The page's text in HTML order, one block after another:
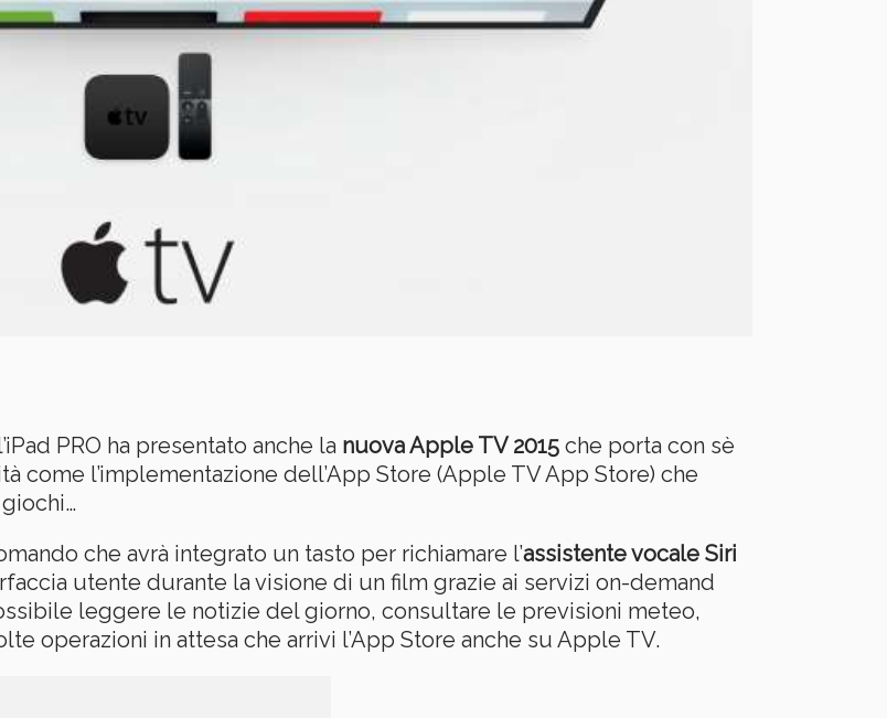
PRO ha presentato anche la nuova Apple TV 2015 che porta con sè
come l’implementazione dell’App Store (Apple TV App Store) che
che avrà integrato un tasto per richiamare l’assistente vocale Siri
utente durante la visione di un film grazie ai servizi on-demand
leggere le notizie del giorno, consultare le previsioni meteo,
operazioni in attesa che arrivi l’App Store anche su Apple TV.